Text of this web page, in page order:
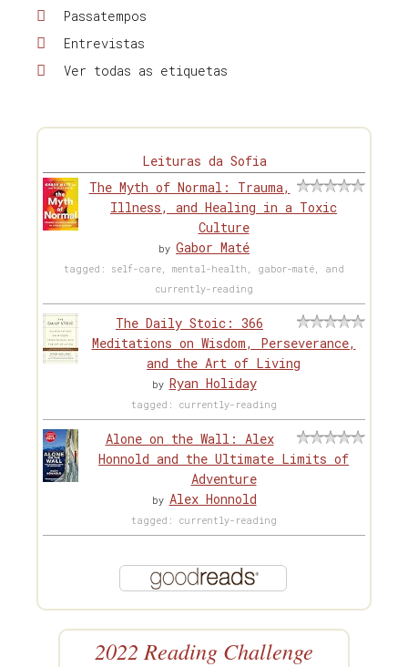
Passatempos
Entrevistas
Ver todas as etiquetas
Leituras da Sofia
The Myth of Normal: Trauma,
Illness, and Healing in a Toxic
Culture
by Gabor Maté
tagged: self-care, mental-health, gabor-maté, and
currently-reading
The Daily Stoic: 366
Meditations on Wisdom, Perseverance,
and the Art of Living
by Ryan Holiday
tagged: currently-reading
Alone on the Wall: Alex
Honnold and the Ultimate Limits of
Adventure
by Alex Honnold
tagged: currently-reading
2022 Reading Challenge